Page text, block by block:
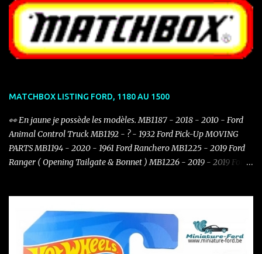
MATCHBOX LISTING FORD, 1180 AU 1500
👀 En jaune je possède les modèles. MB1187 - 2018 - 2010 - Ford
Animal Control Truck MB1192 - ? - 1932 Ford Pick-Up MOVING
PARTS MB1194 - 2020 - 1961 Ford Ranchero MB1225 - 2019 Ford
Ranger ( Opening Tailgate & Bonnet ) MB1226 - 2019 - 2019 Ford
MB1285 - 2022 - 1965 Ford C900 MB1288 - 2022 - 1936 FORD
Coupe MB1295 - 2022 - Ford F150 LIGHTNING MB1297 - 2022 -
1957 Custom Ford 300 MB1303 - 2021 - Ford Mustang Mach E